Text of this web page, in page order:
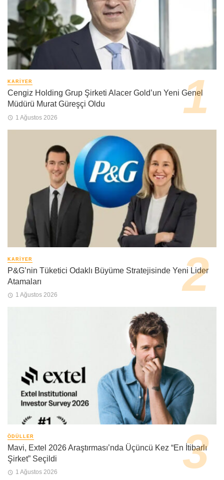
KARIYER
Cengiz Holding Grup Şirketi Alacer Gold’un Yeni Genel
Müdürü Murat Güreşçi Oldu
1 Ağustos 2026
KARIYER
P&G’nin Tüketici Odaklı Büyüme Stratejisinde Yeni Lider
Atamaları
1 Ağustos 2026
ÖDÜLLER
Mavi, Extel 2026 Araştırması’nda Üçüncü Kez “En İtibarlı
Şirket” Seçildi
1 Ağustos 2026